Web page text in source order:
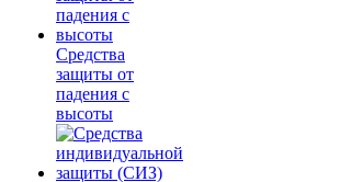
Средства
защиты от
падения с
высоты